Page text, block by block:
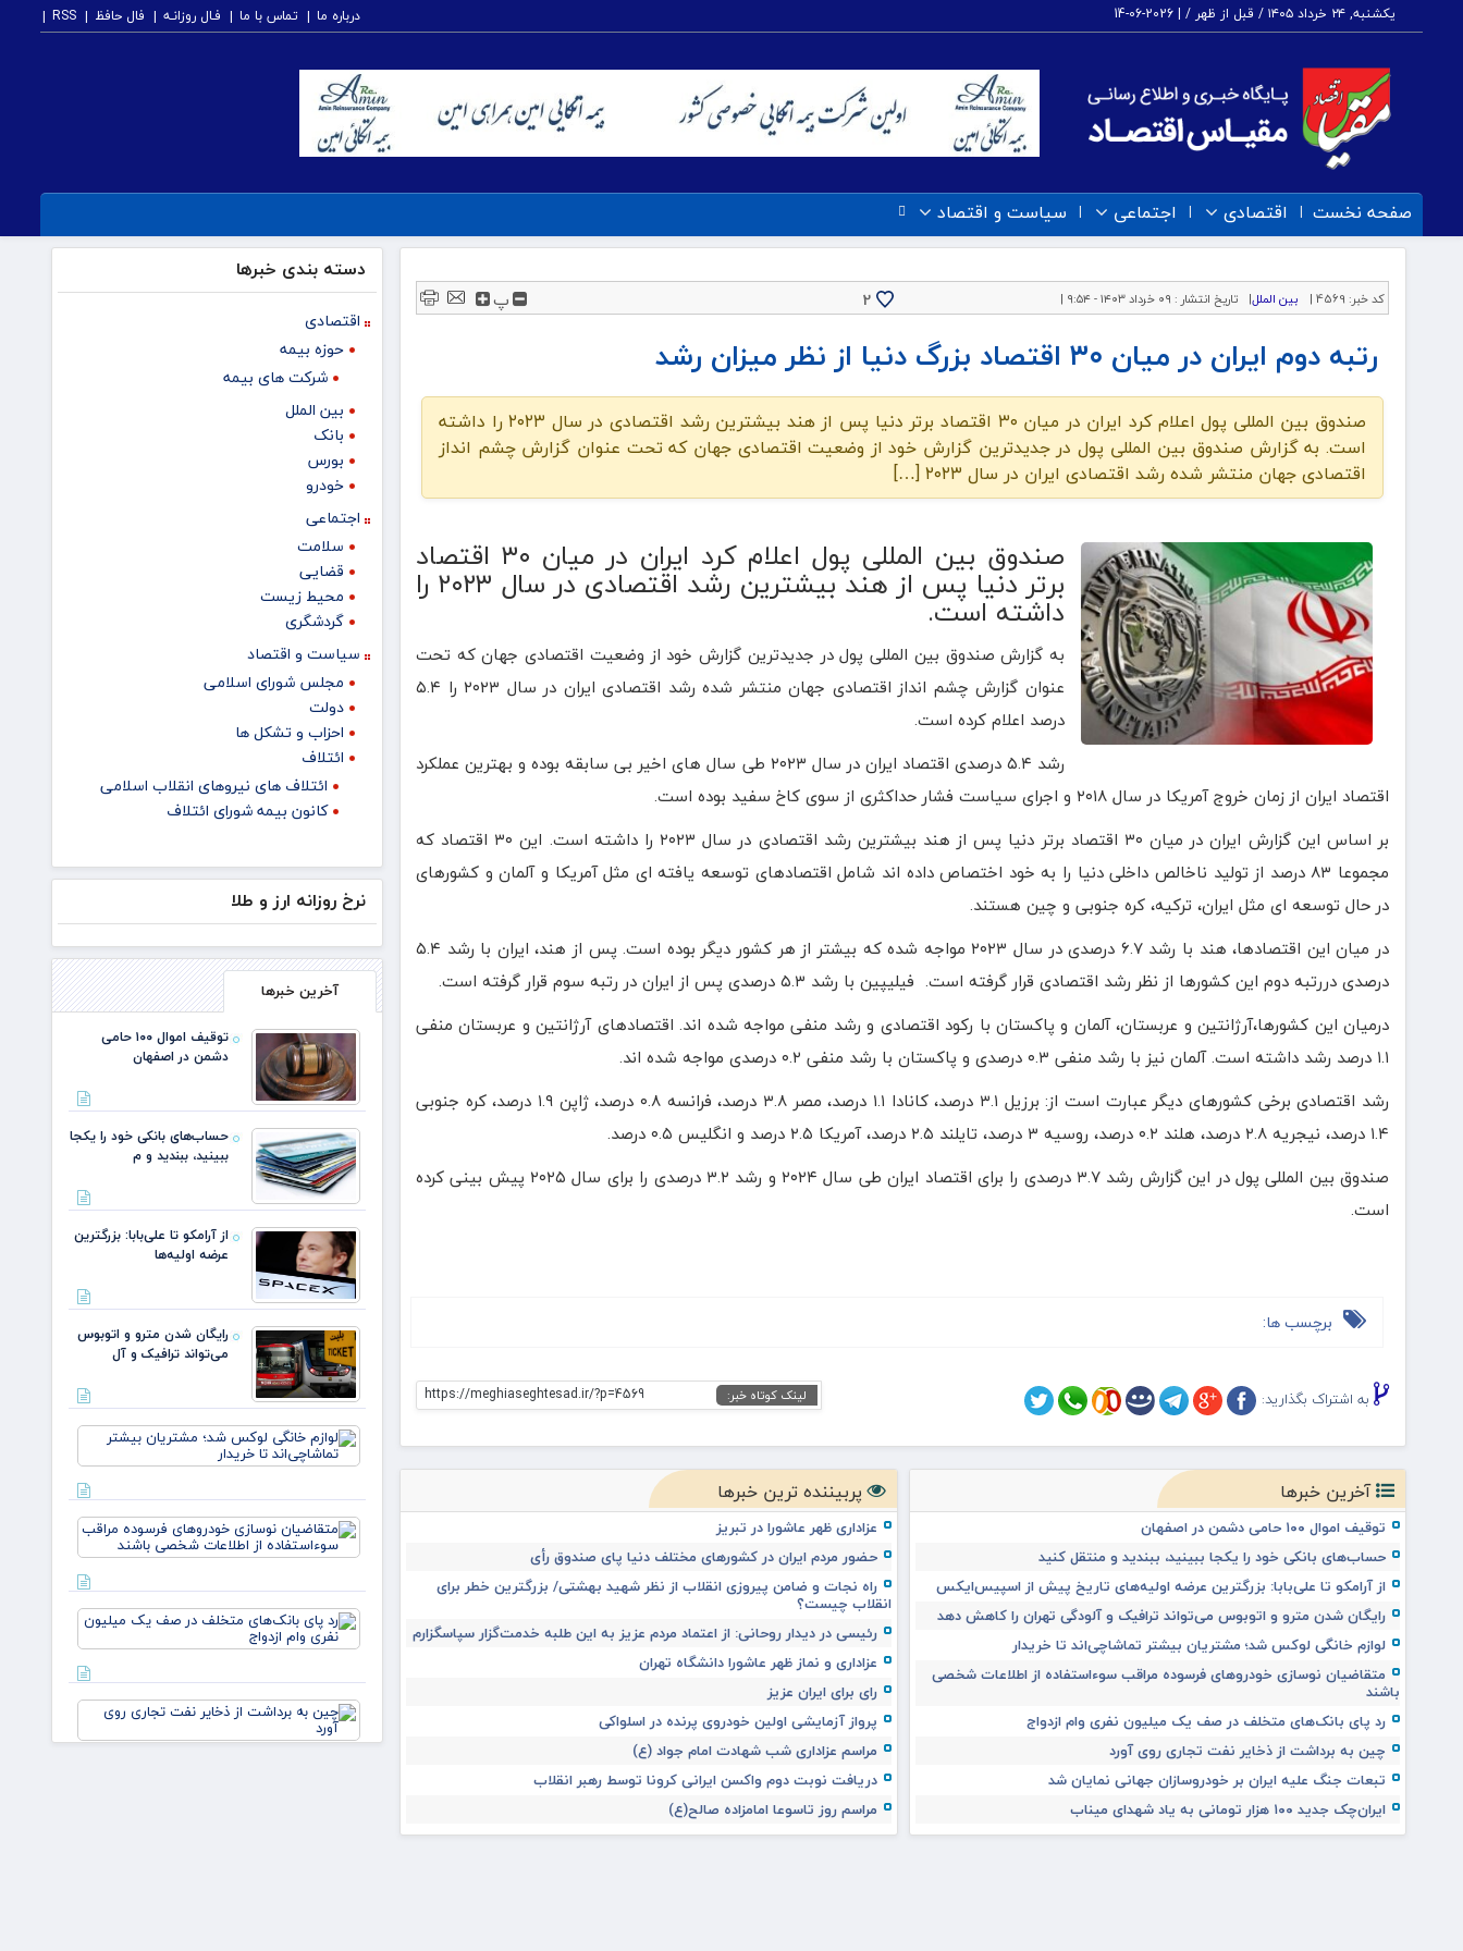
یکشنبه, ۲۴ خرداد ۱۴۰۵ / قبل از ظهر / |
2026-06-14 درباره ما تماس با ما فـال روزانـه فال حافظ RSS
صفحه نخست اقتصادی اجتماعی سیاست و اقتصاد
کد خبر: 4569 | بین الملل| تاریخ انتشار : ۰۹ خرداد ۱۴۰۳ - ۹:۵۴ | 2 پ
رتبه دوم ایران در میان ۳۰ اقتصاد بزرگ دنیا از نظر میزان رشد
صندوق بین المللی پول اعلام کرد ایران در میان ۳۰ اقتصاد برتر دنیا پس از هند بیشترین رشد اقتصادی در سال ۲۰۲۳ را داشته
است. به گزارش صندوق بین المللی پول در جدیدترین گزارش خود از وضعیت اقتصادی جهان که تحت عنوان گزارش چشم انداز
اقتصادی جهان منتشر شده رشد اقتصادی ایران در سال ۲۰۲۳ […]
صندوق بین المللی پول اعلام کرد ایران در میان ۳۰ اقتصاد
برتر دنیا پس از هند بیشترین رشد اقتصادی در سال ۲۰۲۳ را
داشته است.
به گزارش صندوق بین المللی پول در جدیدترین گزارش خود از وضعیت اقتصادی جهان که تحت
عنوان گزارش چشم انداز اقتصادی جهان منتشر شده رشد اقتصادی ایران در سال ۲۰۲۳ را ۵.۴
درصد اعلام کرده است.
رشد ۵.۴ درصدی اقتصاد ایران در سال ۲۰۲۳ طی سال های اخیر بی سابقه بوده و بهترین عملکرد
اقتصاد ایران از زمان خروج آمریکا در سال ۲۰۱۸ و اجرای سیاست فشار حداکثری از سوی کاخ سفید بوده است.
بر اساس این گزارش ایران در میان ۳۰ اقتصاد برتر دنیا پس از هند بیشترین رشد اقتصادی در سال ۲۰۲۳ را داشته است. این ۳۰ اقتصاد که
مجموعا ۸۳ درصد از تولید ناخالص داخلی دنیا را به خود اختصاص داده اند شامل اقتصادهای توسعه یافته ای مثل آمریکا و آلمان و کشورهای
در حال توسعه ای مثل ایران، ترکیه، کره جنوبی و چین هستند.
در میان این اقتصادها، هند با رشد ۶.۷ درصدی در سال ۲۰۲۳ مواجه شده که بیشتر از هر کشور دیگر بوده است. پس از هند، ایران با رشد ۵.۴
درصدی دررتبه دوم این کشورها از نظر رشد اقتصادی قرار گرفته است. فیلیپین با رشد ۵.۳ درصدی پس از ایران در رتبه سوم قرار گرفته است.
درمیان این کشورها،‌آرژانتین و عربستان، آلمان و پاکستان با رکود اقتصادی و رشد منفی مواجه شده اند. اقتصادهای آرژانتین و عربستان منفی
۱.۱ درصد رشد داشته است. آلمان نیز با رشد منفی ۰.۳ درصدی و پاکستان با رشد منفی ۰.۲ درصدی مواجه شده اند.
رشد اقتصادی برخی کشورهای دیگر عبارت است از: برزیل ۳.۱ درصد، کانادا ۱.۱ درصد، مصر ۳.۸ درصد، فرانسه ۰.۸ درصد، ژاپن ۱.۹ درصد، کره جنوبی
۱.۴ درصد، نیجریه ۲.۸ درصد، هلند ۰.۲ درصد، روسیه ۳ درصد، تایلند ۲.۵ درصد،‌ آمریکا ۲.۵ درصد و انگلیس ۰.۵ درصد.
صندوق بین المللی پول در این گزارش رشد ۳.۷ درصدی را برای اقتصاد ایران طی سال ۲۰۲۴ و رشد ۳.۲ درصدی را برای سال ۲۰۲۵ پیش بینی کرده
است.
برچسب ها:
به اشتراک بگذارید: لینک کوتاه خبر: https://meghiaseghtesad.ir/?p=4569
آخرین خبرها
توقیف اموال ۱۰۰ حامی دشمن در اصفهان
حساب‌های بانکی خود را یکجا ببینید، ببندید و منتقل کنید
از آرامکو تا علی‌بابا: بزرگترین عرضه اولیه‌های تاریخ پیش از اسپیس‌ایکس
رایگان شدن مترو و اتوبوس می‌تواند ترافیک و آلودگی تهران را کاهش دهد
لوازم خانگی لوکس شد؛ مشتریان بیشتر تماشاچی‌اند تا خریدار
متقاضیان نوسازی خودروهای فرسوده مراقب سوءاستفاده از اطلاعات شخصی
باشند
رد پای بانک‌های متخلف در صف یک میلیون نفری وام ازدواج
چین به برداشت از ذخایر نفت تجاری روی آورد
تبعات جنگ علیه ایران بر خودروسازان جهانی نمایان شد
ایران‌چک جدید ۱۰۰ هزار تومانی به یاد شهدای میناب
پربیننده ترین خبرها
عزاداری ظهر عاشورا در تبریز
حضور مردم ایران در کشورهای مختلف دنیا پای صندوق رأی
راه نجات و ضامن پیروزی انقلاب از نظر شهید بهشتی/ بزرگترین خطر برای
انقلاب چیست؟
رئیسی در دیدار روحانی: از اعتماد مردم عزیز به این طلبه خدمت‌گزار سپاسگزارم
عزاداری و نماز ظهر عاشورا دانشگاه تهران
رای برای ایران عزیز
پرواز آزمایشی اولین خودروی پرنده در اسلواکی
مراسم عزاداری شب شهادت امام جواد (ع)
دریافت نوبت دوم واکسن ایرانی کرونا توسط رهبر انقلاب
مراسم روز تاسوعا امامزاده صالح(ع)
دسته بندی خبرها
اقتصادی
حوزه بیمه
شرکت های بیمه
بین الملل
بانک
بورس
خودرو
اجتماعی
سلامت
قضایی
محیط زیست
گردشگری
سیاست و اقتصاد
مجلس شورای اسلامی
دولت
احزاب و تشکل ها
ائتلاف
ائتلاف های نیروهای انقلاب اسلامی
کانون بیمه شورای ائتلاف
نرخ روزانه ارز و طلا
آخرین خبرها
توقیف اموال ۱۰۰ حامی
دشمن در اصفهان
حساب‌های بانکی خود را یکجا
ببینید، ببندید و م
از آرامکو تا علی‌بابا: بزرگترین
عرضه اولیه‌ها
رایگان شدن مترو و اتوبوس
می‌تواند ترافیک و آل
از ذخایر